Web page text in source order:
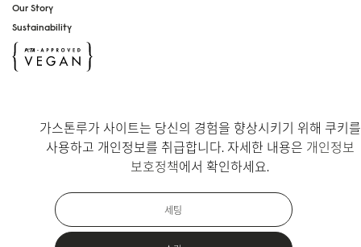
Our Story
Sustainability
Instagram
Copyright Gaston Luga AB. All Rights Reserved.
가스톤루가 사이트는 당신의 경험을 향상시키기 위해 쿠키를
사용하고 개인정보를 취급합니다. 자세한 내용은 개인정보
보호정책에서 확인하세요.
세팅